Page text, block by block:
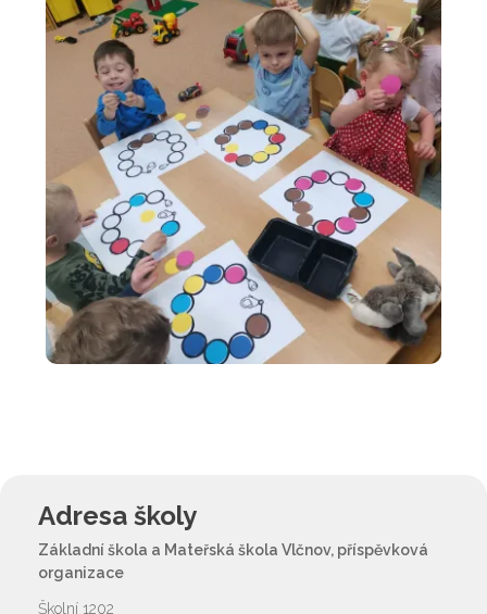
Adresa školy
Základní škola a Mateřská škola Vlčnov, příspěvková
organizace
Školní 1202